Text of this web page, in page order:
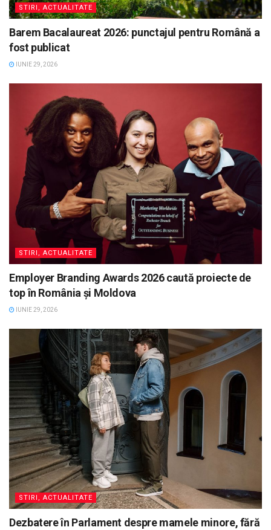
STIRI, ACTUALITATE
Barem Bacalaureat 2026: punctajul pentru Română a
fost publicat
IUNIE 29, 2026
STIRI, ACTUALITATE
Employer Branding Awards 2026 caută proiecte de
top în România și Moldova
IUNIE 29, 2026
STIRI, ACTUALITATE
Dezbatere în Parlament despre mamele minore, fără